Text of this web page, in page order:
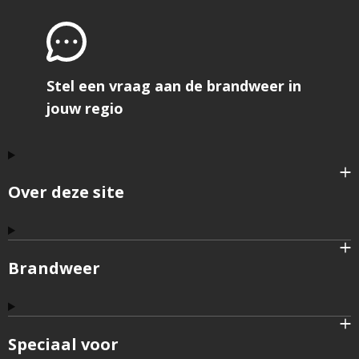
Over deze site
Brandweer
Speciaal voor
Stel een vraag aan de brandweer in
jouw regio